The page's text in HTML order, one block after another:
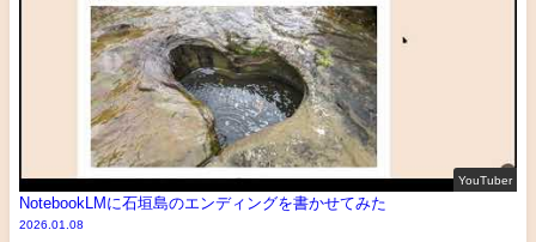
YouTuber
NotebookLMに石垣島のエンディングを書かせてみた
2026.01.08